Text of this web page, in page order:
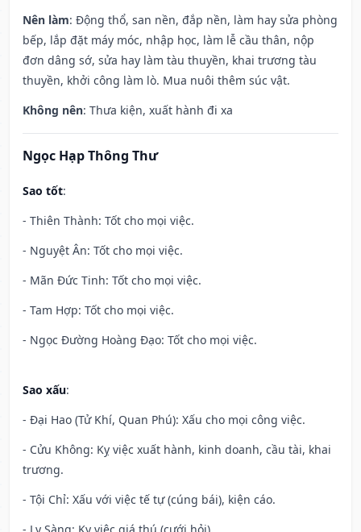
Nên làm: Động thổ, san nền, đắp nền, làm hay sửa phòng
bếp, lắp đặt máy móc, nhập học, làm lễ cầu thân, nộp
đơn dâng sớ, sửa hay làm tàu thuyền, khai trương tàu
thuyền, khởi công làm lò. Mua nuôi thêm súc vật.
Không nên: Thưa kiện, xuất hành đi xa
Ngọc Hạp Thông Thư
Sao tốt:
- Thiên Thành: Tốt cho mọi việc.
- Nguyệt Ân: Tốt cho mọi việc.
- Mãn Đức Tinh: Tốt cho mọi việc.
- Tam Hợp: Tốt cho mọi việc.
- Ngọc Đường Hoàng Đạo: Tốt cho mọi việc.
Sao xấu:
- Đại Hao (Tử Khí, Quan Phú): Xấu cho mọi công việc.
- Cửu Không: Kỵ việc xuất hành, kinh doanh, cầu tài, khai
trương.
- Tội Chỉ: Xấu với việc tế tự (cúng bái), kiện cáo.